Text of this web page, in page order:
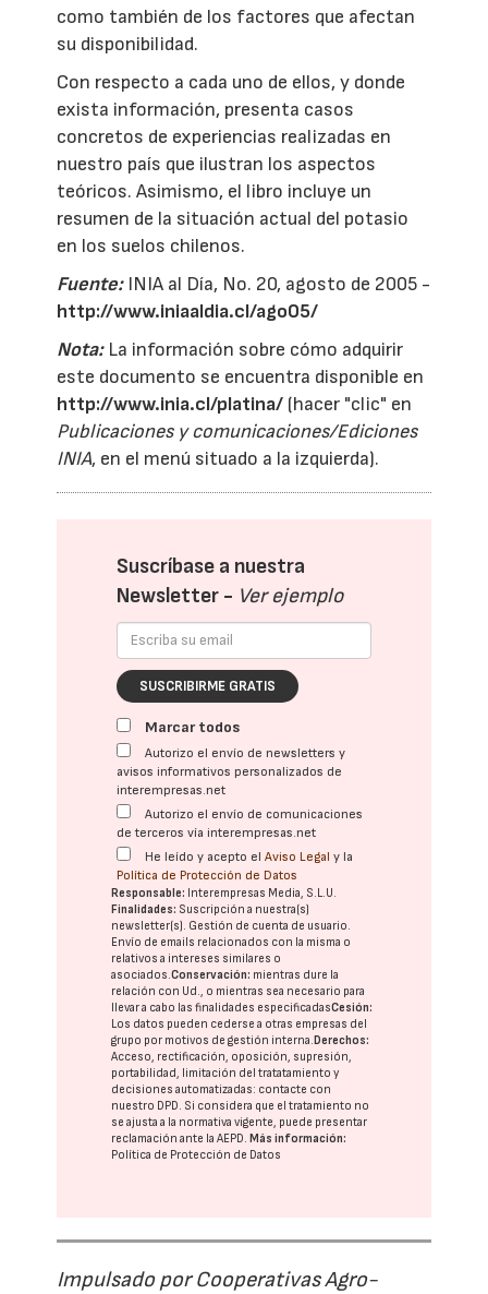
como también de los factores que afectan
su disponibilidad.
Con respecto a cada uno de ellos, y donde
exista información, presenta casos
concretos de experiencias realizadas en
nuestro país que ilustran los aspectos
teóricos. Asimismo, el libro incluye un
resumen de la situación actual del potasio
en los suelos chilenos.
Fuente:INIA al Día, No. 20, agosto de 2005 -
http://www.iniaaldia.cl/ago05/
Nota: La información sobre cómo adquirir
este documento se encuentra disponible en
http://www.inia.cl/platina/ (hacer "clic" en
Publicaciones y comunicaciones/Ediciones
INIA, en el menú situado a la izquierda).
Suscríbase a nuestra
Newsletter - Ver ejemplo
SUSCRIBIRME GRATIS
Marcar todos
Autorizo el envío de newsletters y
avisos informativos personalizados de
interempresas.net
Autorizo el envío de comunicaciones
de terceros vía interempresas.net
He leído y acepto elAviso Legal y la
Política de Protección de Datos
Responsable: Interempresas Media, S.L.U.
Finalidades: Suscripción a nuestra(s)
newsletter(s). Gestión de cuenta de usuario.
Envío de emails relacionados con la misma o
relativos a intereses similares o
asociados.Conservación: mientras dure la
relación con Ud., o mientras sea necesario para
llevar a cabo las finalidades especificadasCesión:
Los datos pueden cederse a otras empresas del
grupo por motivos de gestión interna.Derechos:
Acceso, rectificación, oposición, supresión,
portabilidad, limitación del tratatamiento y
decisiones automatizadas: contacte con
nuestro DPD. Si considera que el tratamiento no
se ajusta a la normativa vigente, puede presentar
reclamación ante laAEPD.Más información:
Política de Protección de Datos
Impulsado por Cooperativas Agro-